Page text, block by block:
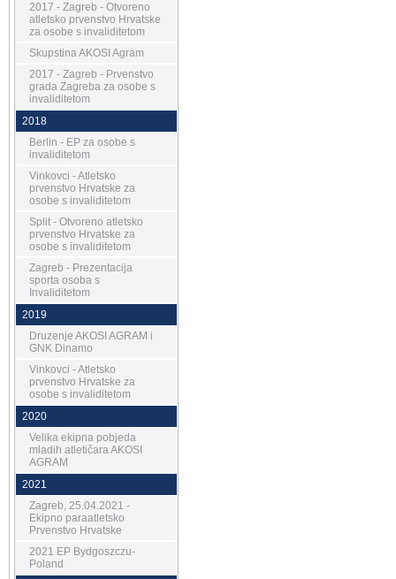
2017 - Zagreb - Otvoreno
atletsko prvenstvo Hrvatske
za osobe s invaliditetom
Skupstina AKOSI Agram
2017 - Zagreb - Prvenstvo
grada Zagreba za osobe s
invaliditetom
2018
Berlin - EP za osobe s
invaliditetom
Vinkovci - Atletsko
prvenstvo Hrvatske za
osobe s invaliditetom
Split - Otvoreno atletsko
prvenstvo Hrvatske za
osobe s invaliditetom
Zagreb - Prezentacija
sporta osoba s
Invaliditetom
2019
Druzenje AKOSI AGRAM i
GNK Dinamo
Vinkovci - Atletsko
prvenstvo Hrvatske za
osobe s invaliditetom
2020
Velika ekipna pobjeda
mladih atletičara AKOSI
AGRAM
2021
Zagreb, 25.04.2021 -
Ekipno paraatletsko
Prvenstvo Hrvatske
2021 EP Bydgoszczu-
Poland